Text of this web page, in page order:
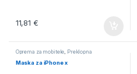
11,81 €
Oprema za mobitele Preklopna
Maska za iPhone x